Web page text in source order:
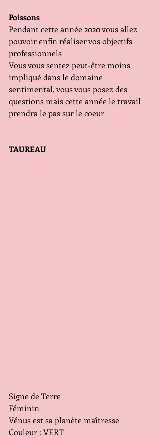
Poissons
Pendant cette année 2020 vous allez
pouvoir enfin réaliser vos objectifs
professionnels
Vous vous sentez peut-être moins
impliqué dans le domaine
sentimental, vous vous posez des
questions mais cette année le travail
prendra le pas sur le coeur
TAUREAU
Signe de Terre
Féminin
Vénus est sa planète maîtresse
Couleur : VERT